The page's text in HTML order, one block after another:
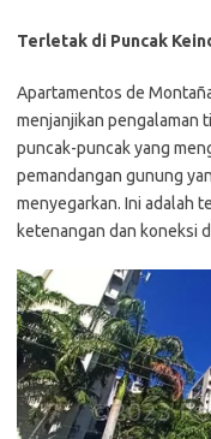
Terletak di Puncak
Apartamentos de
menjanjikan pengalaman
puncak-puncak yang
pemandangan gunung
menyegarkan. Ini adalah
ketenangan dan koneksi